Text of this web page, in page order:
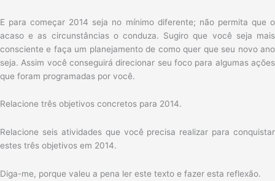
E para começar 2014 seja no mínimo diferente; não permita que o
acaso e as circunstâncias o conduza. Sugiro que você seja mais
consciente e faça um planejamento de como quer que seu novo ano
seja. Assim você conseguirá direcionar seu foco para algumas ações
que foram programadas por você.
Relacione três objetivos concretos para 2014.
Relacione seis atividades que você precisa realizar para conquistar
estes três objetivos em 2014.
Diga-me, porque valeu a pena ler este texto e fazer esta reflexão.